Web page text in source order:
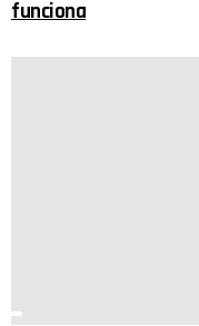
funciona